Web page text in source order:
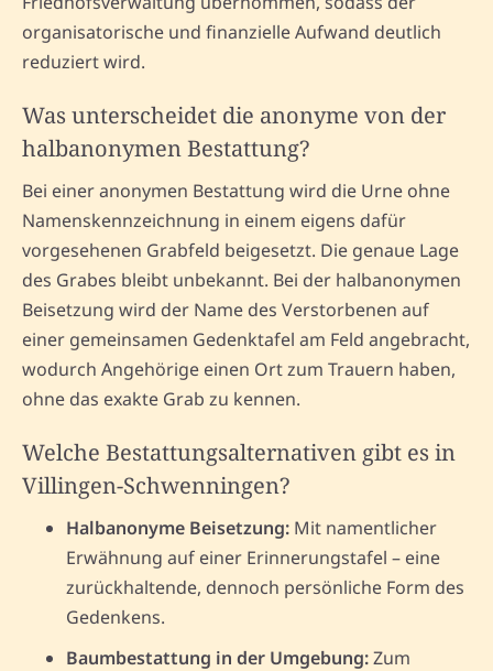
organisatorische und finanzielle Aufwand deutlich
reduziert wird.
Was unterscheidet die anonyme von der
halbanonymen Bestattung?
Bei einer anonymen Bestattung wird die Urne ohne
Namenskennzeichnung in einem eigens dafür
vorgesehenen Grabfeld beigesetzt. Die genaue Lage
des Grabes bleibt unbekannt. Bei der halbanonymen
Beisetzung wird der Name des Verstorbenen auf
einer gemeinsamen Gedenktafel am Feld angebracht,
wodurch Angehörige einen Ort zum Trauern haben,
ohne das exakte Grab zu kennen.
Welche Bestattungsalternativen gibt es in
Villingen-Schwenningen?
Halbanonyme Beisetzung: Mit namentlicher
Erwähnung auf einer Erinnerungstafel – eine
zurückhaltende, dennoch persönliche Form des
Gedenkens.
Baumbestattung in der Umgebung:Zum